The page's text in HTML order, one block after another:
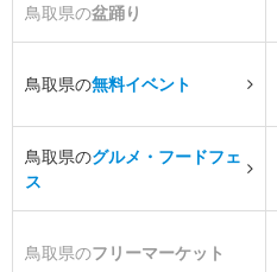
鳥取県の盆踊り
鳥取県の無料イベント
鳥取県のグルメ・フードフェ
ス
鳥取県のフリーマーケット